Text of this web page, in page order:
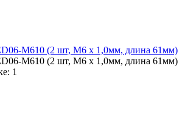
M610 (2 шт, M6 x 1,0мм, длина 61мм)
M610 (2 шт, M6 x 1,0мм, длина 61мм)
1